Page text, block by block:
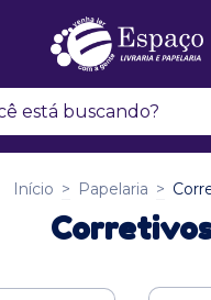
Início > Papelaria >